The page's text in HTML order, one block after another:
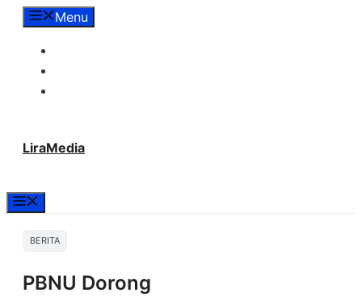
LangsungMenu
LiraMedia
BERITA
PBNU Dorong